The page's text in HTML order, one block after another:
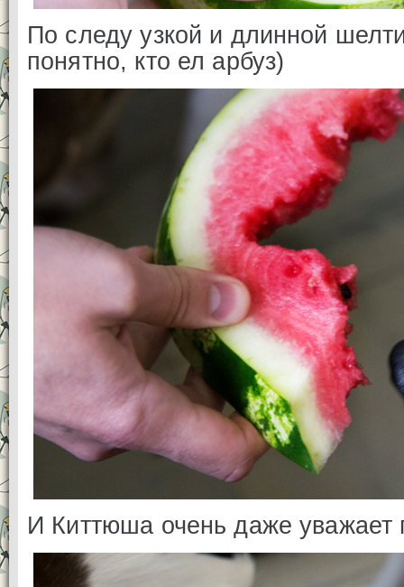
По следу узкой и длинной
понятно, кто ел арбуз)
И Киттюша очень даже уважает